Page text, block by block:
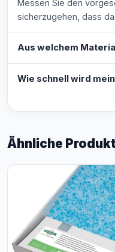
Messen Sie den
sicherzugehen, dass
Aus welchem
Wie schnell wird
Ähnliche